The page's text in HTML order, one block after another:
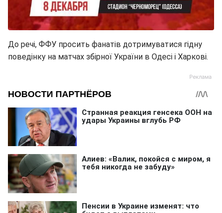
До речі, ФФУ просить фанатів дотримуватися гідну
поведінку на матчах збірної України в Одесі і Харкові.